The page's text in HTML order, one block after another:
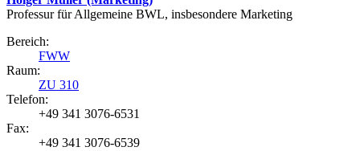
Professur für Allgemeine BWL, insbesondere Marketing
Bereich:
FWW
Raum:
ZU 310
Telefon:
+49 341 3076-6531
Fax:
+49 341 3076-6539